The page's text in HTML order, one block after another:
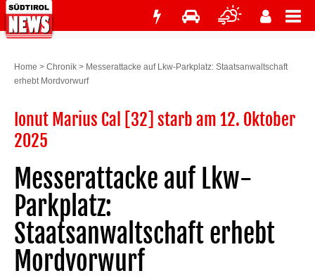
Home > Chronik > Messerattacke auf Lkw-Parkplatz: Staatsanwaltschaft
erhebt Mordvorwurf
Ionut Marius Cal [32] starb am 12. Oktober
2025
Messerattacke auf Lkw-
Parkplatz:
Staatsanwaltschaft erhebt
Mordvorwurf